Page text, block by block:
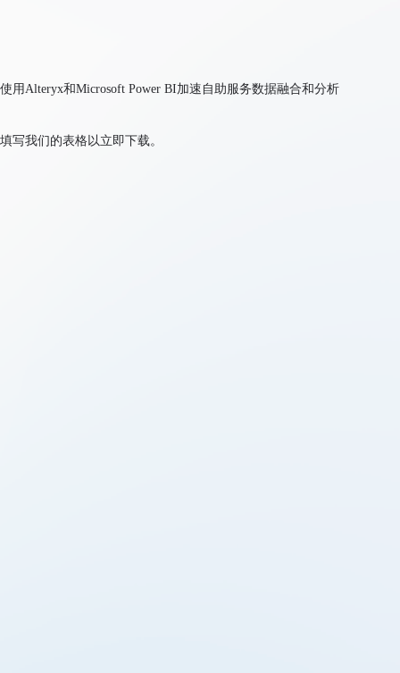
使用Alteryx和Microsoft Power BI加速自助服务数据融合和分析
填写我们的表格以立即下载。